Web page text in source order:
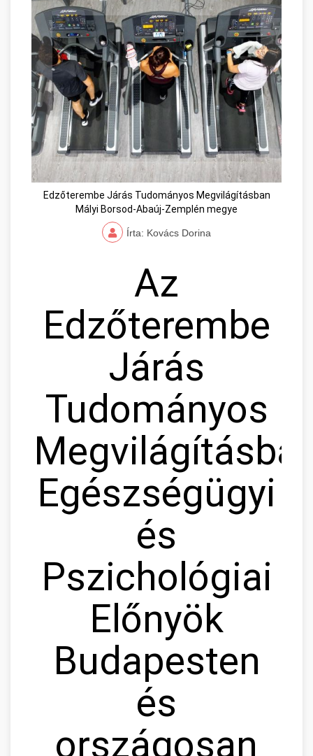
Edzőterembe Járás Tudományos Megvilágításban
Mályi Borsod-Abaúj-Zemplén megye
Írta: Kovács Dorina
Az
Edzőterembe
Járás
Tudományos
Egészségügyi
és
Pszichológiai
Előnyök
Budapesten
és
országosan